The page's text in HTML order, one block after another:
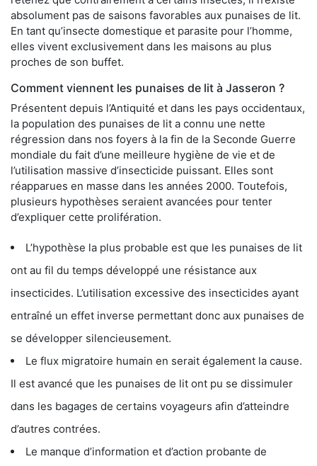
absolument pas de saisons favorables aux punaises de lit.
En tant qu’insecte domestique et parasite pour l’homme,
elles vivent exclusivement dans les maisons au plus
proches de son buffet.
Comment viennent les punaises de lit à Jasseron ?
Présentent depuis l’Antiquité et dans les pays occidentaux,
la population des punaises de lit a connu une nette
régression dans nos foyers à la fin de la Seconde Guerre
mondiale du fait d’une meilleure hygiène de vie et de
l’utilisation massive d’insecticide puissant. Elles sont
réapparues en masse dans les années 2000. Toutefois,
plusieurs hypothèses seraient avancées pour tenter
d’expliquer cette prolifération.
L’hypothèse la plus probable est que les punaises de lit
ont au fil du temps développé une résistance aux
insecticides. L’utilisation excessive des insecticides ayant
entraîné un effet inverse permettant donc aux punaises de
se développer silencieusement.
Le flux migratoire humain en serait également la cause.
Il est avancé que les punaises de lit ont pu se dissimuler
dans les bagages de certains voyageurs afin d’atteindre
d’autres contrées.
Le manque d’information et d’action probante de